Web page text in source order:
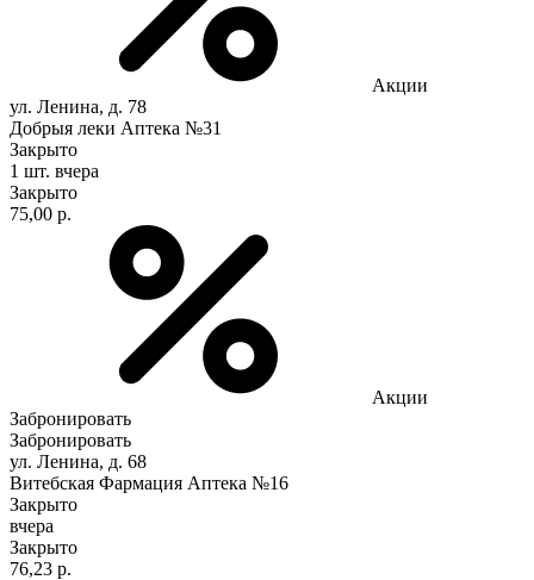
Акции
ул. Ленина, д. 78
Добрыя леки Аптека №31
Закрыто
1 шт. вчера
Закрыто
75,00 р.
Акции
Забронировать
Забронировать
ул. Ленина, д. 68
Витебская Фармация Аптека №16
Закрыто
вчера
Закрыто
76,23 р.